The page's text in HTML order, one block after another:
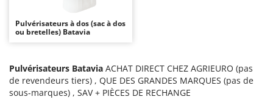
Autolaveuses
Autres produits
Balayeuses
Bancs de scie pour le bois - Scies à bûches
Barbecues
Ambrogio Robot
Annovi Reverberi
Archman
Arco
Ardes
Pulvérisateurs à dos (sac à dos
ou bretelles) Batavia
Pulvérisateurs Batavia ACHAT DIRECT CHEZ AGRIEURO (pas
de revendeurs tiers) , QUE DES GRANDES MARQUES (pas de
sous-marques) , SAV + PIÈCES DE RECHANGE